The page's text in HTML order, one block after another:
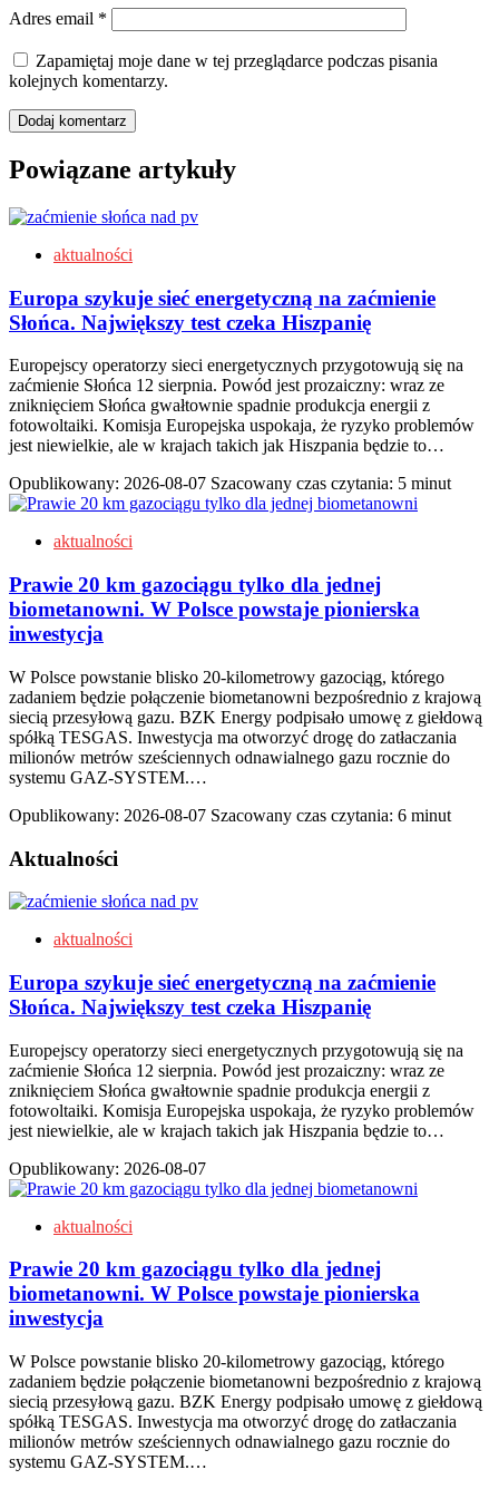
Adres email *
Zapamiętaj moje dane w tej przeglądarce podczas pisania
kolejnych komentarzy.
Powiązane artykuły
aktualności
Europa szykuje sieć energetyczną na zaćmienie
Słońca. Największy test czeka Hiszpanię
Europejscy operatorzy sieci energetycznych przygotowują się na
zaćmienie Słońca 12 sierpnia. Powód jest prozaiczny: wraz ze
zniknięciem Słońca gwałtownie spadnie produkcja energii z
fotowoltaiki. Komisja Europejska uspokaja, że ryzyko problemów
jest niewielkie, ale w krajach takich jak Hiszpania będzie to…
Opublikowany: 2026-08-07 Szacowany czas czytania: 5 minut
aktualności
Prawie 20 km gazociągu tylko dla jednej
biometanowni. W Polsce powstaje pionierska
inwestycja
W Polsce powstanie blisko 20-kilometrowy gazociąg, którego
zadaniem będzie połączenie biometanowni bezpośrednio z krajową
siecią przesyłową gazu. BZK Energy podpisało umowę z giełdową
spółką TESGAS. Inwestycja ma otworzyć drogę do zatłaczania
milionów metrów sześciennych odnawialnego gazu rocznie do
systemu GAZ-SYSTEM.…
Opublikowany: 2026-08-07 Szacowany czas czytania: 6 minut
Aktualności
aktualności
Europa szykuje sieć energetyczną na zaćmienie
Słońca. Największy test czeka Hiszpanię
Europejscy operatorzy sieci energetycznych przygotowują się na
zaćmienie Słońca 12 sierpnia. Powód jest prozaiczny: wraz ze
zniknięciem Słońca gwałtownie spadnie produkcja energii z
fotowoltaiki. Komisja Europejska uspokaja, że ryzyko problemów
jest niewielkie, ale w krajach takich jak Hiszpania będzie to…
Opublikowany: 2026-08-07
aktualności
Prawie 20 km gazociągu tylko dla jednej
biometanowni. W Polsce powstaje pionierska
inwestycja
W Polsce powstanie blisko 20-kilometrowy gazociąg, którego
zadaniem będzie połączenie biometanowni bezpośrednio z krajową
siecią przesyłową gazu. BZK Energy podpisało umowę z giełdową
spółką TESGAS. Inwestycja ma otworzyć drogę do zatłaczania
milionów metrów sześciennych odnawialnego gazu rocznie do
systemu GAZ-SYSTEM.…